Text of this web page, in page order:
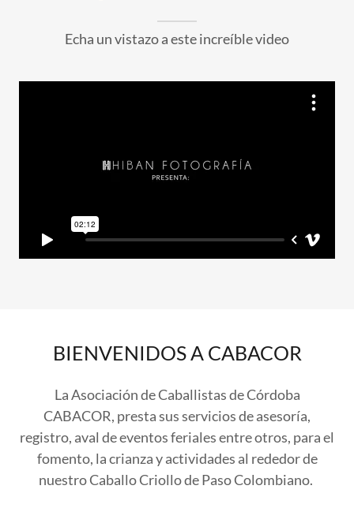
Echa un vistazo a este increíble video
BIENVENIDOS A CABACOR
La Asociación de Caballistas de Córdoba
CABACOR, presta sus servicios de asesoría,
registro, aval de eventos feriales entre otros, para el
fomento, la crianza y actividades al rededor de
nuestro Caballo Criollo de Paso Colombiano.